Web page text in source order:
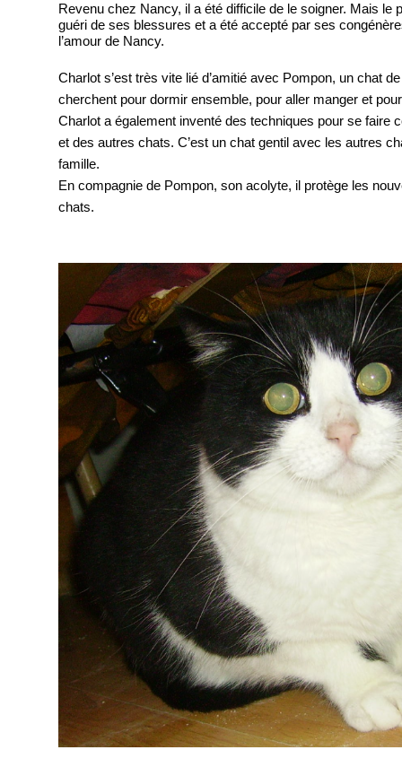
Revenu chez Nancy, il a été difficile de le soigner. Mais le
guéri de ses blessures et a été accepté par ses
l’amour de Nancy.
Charlot s’est très vite lié d’amitié avec Pompon, un chat
cherchent pour dormir ensemble, pour aller manger et
Charlot a également inventé des techniques pour se faire
et des autres chats. C’est un chat gentil avec les autres
famille.
En compagnie de Pompon, son acolyte, il protège les
chats.